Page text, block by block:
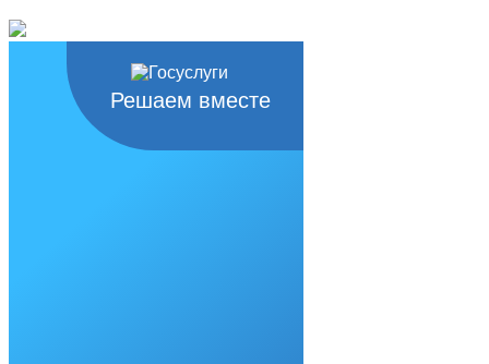
мероприятий по созданию
условий для реализации мер,
направленных на укрепление
межнационального и
межконфессионального согласия,
Решаем вместе